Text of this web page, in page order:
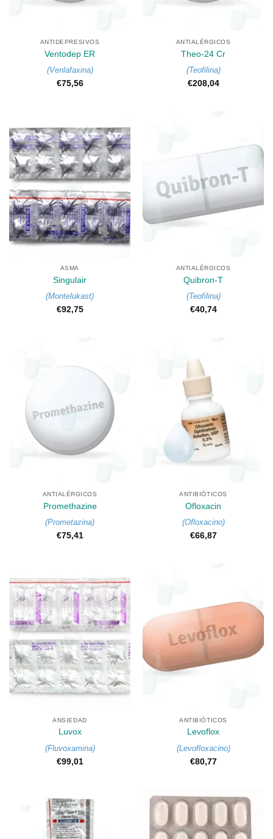
ANTIDEPRESIVOS
Ventodep ER
(Venlafaxina)
€75,56
ANTIALÉRGICOS
Theo-24 Cr
(Teofilina)
€208,04
ASMA
Singulair
(Montelukast)
€92,75
ANTIALÉRGICOS
Quibron-T
(Teofilina)
€40,74
ANTIALÉRGICOS
Promethazine
(Prometazina)
€75,41
ANTIBIÓTICOS
Ofloxacin
(Ofloxacino)
€66,87
ANSIEDAD
Luvox
(Fluvoxamina)
€99,01
ANTIBIÓTICOS
Levoflox
(Levofloxacino)
€80,77